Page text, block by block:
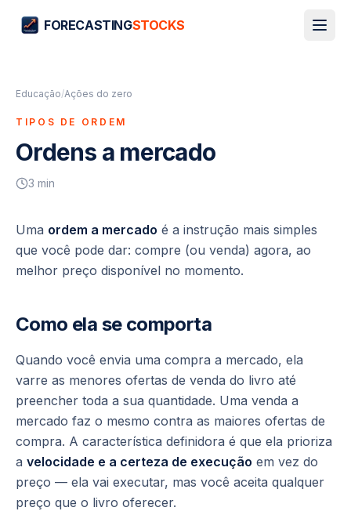
FORECASTINGSTOCKS
Educação/Ações do zero
TIPOS DE ORDEM
Ordens a mercado
3 min
Uma ordem a mercado é a instrução mais simples
que você pode dar: compre (ou venda) agora, ao
melhor preço disponível no momento.
Como ela se comporta
Quando você envia uma compra a mercado, ela
varre as menores ofertas de venda do livro até
preencher toda a sua quantidade. Uma venda a
mercado faz o mesmo contra as maiores ofertas de
compra. A característica definidora é que ela prioriza
a velocidade e a certeza de execução em vez do
preço — ela vai executar, mas você aceita qualquer
preço que o livro oferecer.